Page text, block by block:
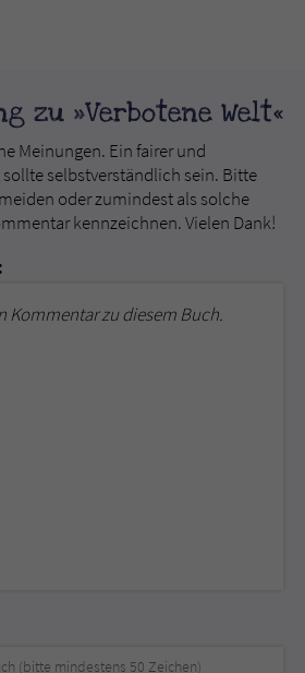
zu »Verbotene Welt«
Meinungen. Ein fairer und
selbstverständlich sein. Bitte
oder zumindest als solche
kennzeichnen. Vielen Dank!
Kommentar zu diesem Buch.